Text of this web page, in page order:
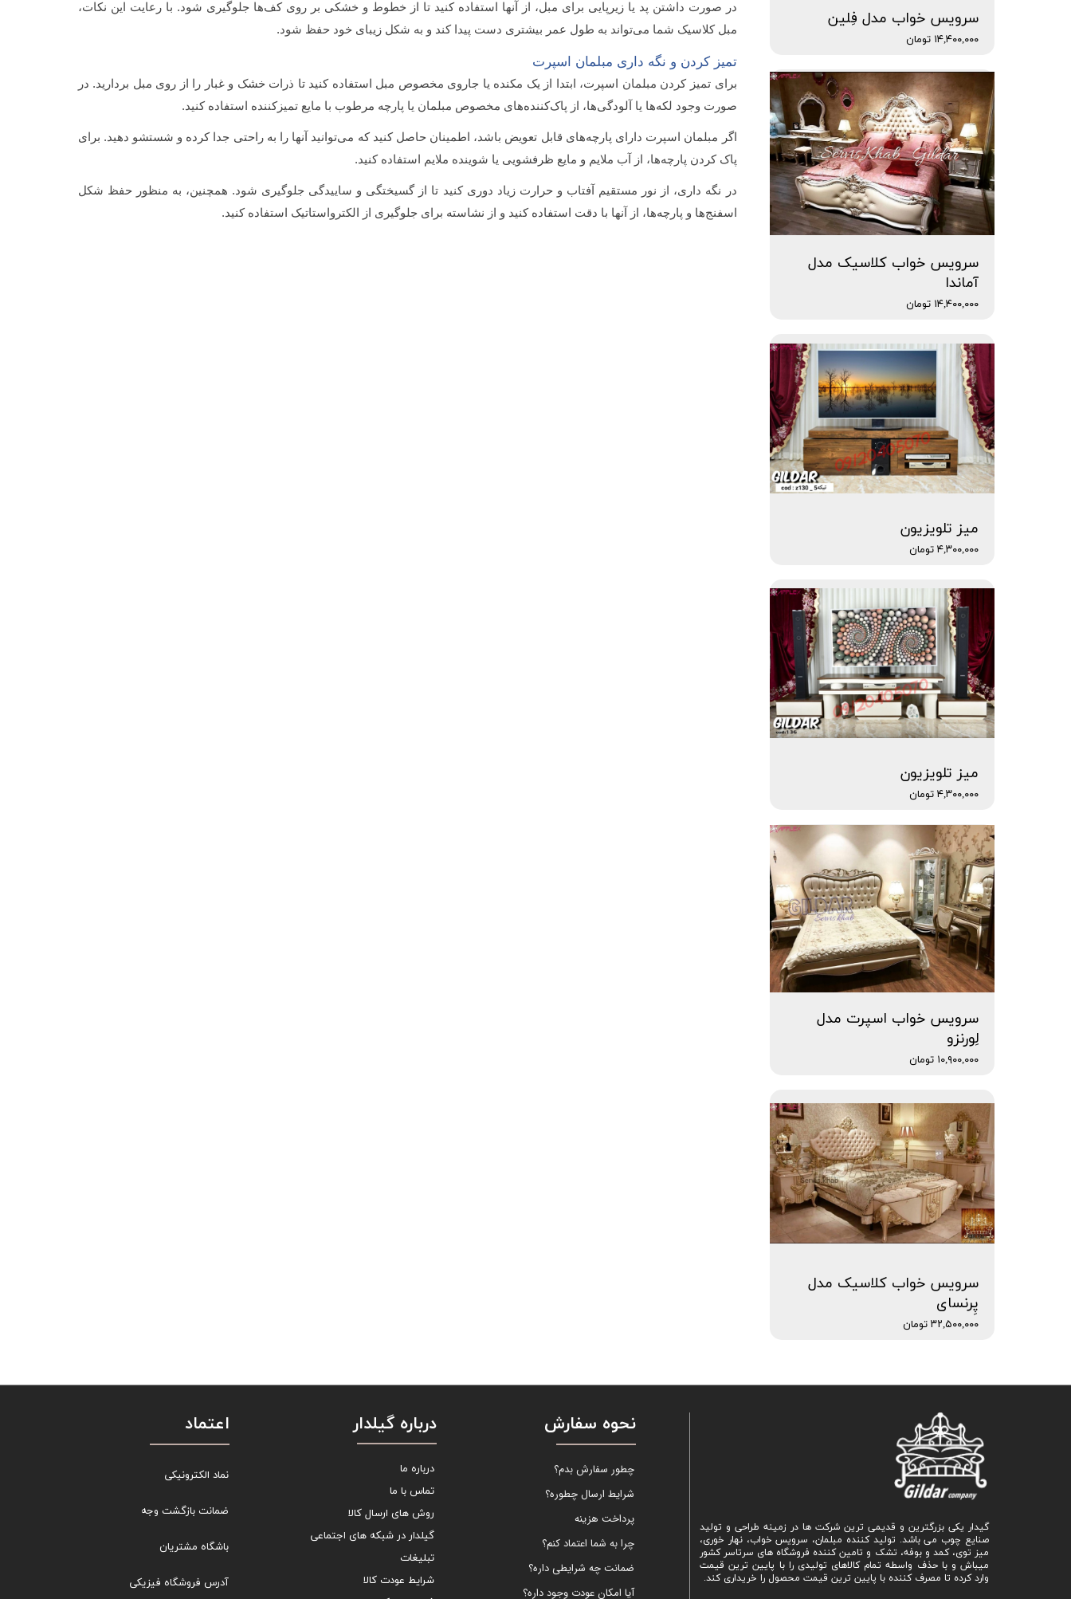
در صورت داشتن پد یا زیرپایی برای مبل، از آنها استفاده کنید تا از خطوط و خشکی بر روی کف‌ها جلوگیری شود. با رعایت این نکات،
مبل کلاسیک شما می‌تواند به طول عمر بیشتری دست پیدا کند و به شکل زیبای خود حفظ شود.
تمیز کردن و نگه داری مبلمان اسپرت
برای تمیز کردن مبلمان اسپرت، ابتدا از یک مکنده یا جاروی مخصوص مبل استفاده کنید تا ذرات خشک و غبار را از روی مبل بردارید. در
صورت وجود لکه‌ها یا آلودگی‌ها، از پاک‌کننده‌های مخصوص مبلمان یا پارچه مرطوب با مایع تمیزکننده استفاده کنید.
اگر مبلمان اسپرت دارای پارچه‌های قابل تعویض باشد، اطمینان حاصل کنید که می‌توانید آنها را به راحتی جدا کرده و شستشو دهید. برای
پاک کردن پارچه‌ها، از آب ملایم و مایع ظرفشویی یا شوینده ملایم استفاده کنید.
در نگه داری، از نور مستقیم آفتاب و حرارت زیاد دوری کنید تا از گسیختگی و ساییدگی جلوگیری شود. همچنین، به منظور حفظ شکل
اسفنج‌ها و پارچه‌ها، از آنها با دقت استفاده کنید و از نشاسته برای جلوگیری از الکترواستاتیک استفاده کنید.
سرویس خواب مدل فِلین
۱۴,۴۰۰,۰۰۰ تومان
سرویس خواب کلاسیک مدل
آماندا
۱۴,۴۰۰,۰۰۰ تومان
میز تلویزیون
۴,۳۰۰,۰۰۰ تومان
میز تلویزیون
۴,۳۰۰,۰۰۰ تومان
سرویس خواب اسپرت مدل
لِورنزو
۱۰,۹۰۰,۰۰۰ تومان
سرویس خواب کلاسیک مدل
پِرنسای
۳۲,۵۰۰,۰۰۰ تومان
گیدار یکی بزرگترین و قدیمی ترین شرکت ها در زمینه طراحی و تولید
صنایع چوب می باشد. تولید کننده مبلمان، سرویس خواب، نهار خوری،
میز توی، کمد و بوفه، تشک و تامین کننده فروشگاه های سرتاسر کشور
میباش و با حذف واسطه تمام کالاهای تولیدی را با پایین ترین قیمت
وارد کرده تا مصرف کننده با پایین ترین قیمت محصول را خریداری کند.
نحوه سفارش
چطور سفارش بدم؟
شرایط ارسال چطوره؟
پرداخت هزینه
چرا به شما اعتماد کنم؟
ضمانت چه شرایطی داره؟
آیا امکان عودت وجود داره؟
اعتماد
نماد الکترونیکی
ضمانت بازگشت وجه
باشگاه مشتریان
آدرس فروشگاه فیزیکی
درباره گیلدار
درباره ما
تماس با ما
روش های ارسال کالا
گیلدار در شبکه های اجتماعی
تبلیغات
شرایط عودت کالا